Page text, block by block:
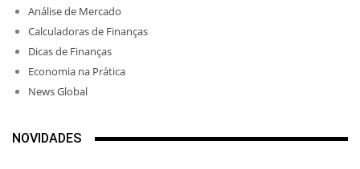
Análise de Mercado
Calculadoras de Finanças
Dicas de Finanças
Economia na Prática
News Global
NOVIDADES